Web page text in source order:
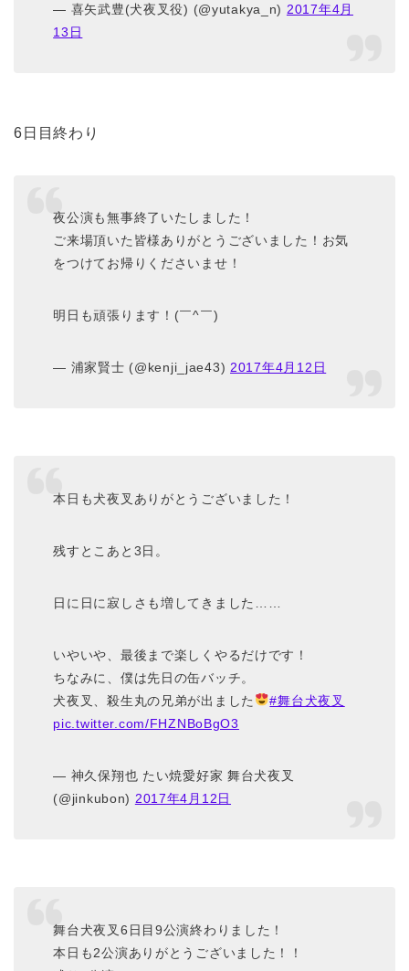
— 喜矢武豊(犬夜叉役) (@yutakya_n) 2017年4月
13日
6日目終わり
夜公演も無事終了いたしました！
ご来場頂いた皆様ありがとうございました！お気
をつけてお帰りくださいませ！
明日も頑張ります！(￣^￣)ゞ
— 浦家賢士 (@kenji_jae43)2017年4月12日
本日も犬夜叉ありがとうございました！
残すとこあと3日。
日に日に寂しさも増してきました……
いやいや、最後まで楽しくやるだけです！
ちなみに、僕は先日の缶バッチ。
犬夜叉、殺生丸の兄弟が出ました
#舞台犬夜叉
pic.twitter.com/FHZNBoBgO3
— 神久保翔也 たい焼愛好家 舞台犬夜叉
(@jinkubon) 2017年4月12日
舞台犬夜叉6日目9公演終わりました！
本日も2公演ありがとうございました！！